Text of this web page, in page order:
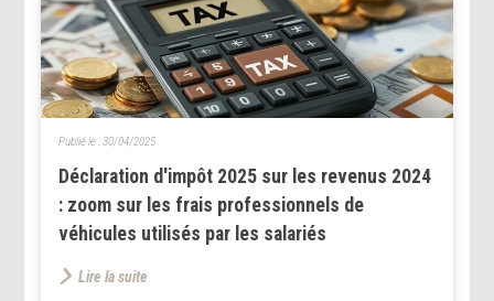
Déclaration d'impôt 2025 sur les revenus 2024
: zoom sur les frais professionnels de
véhicules utilisés par les salariés
Publié le :30/04/2025
Lire la suite